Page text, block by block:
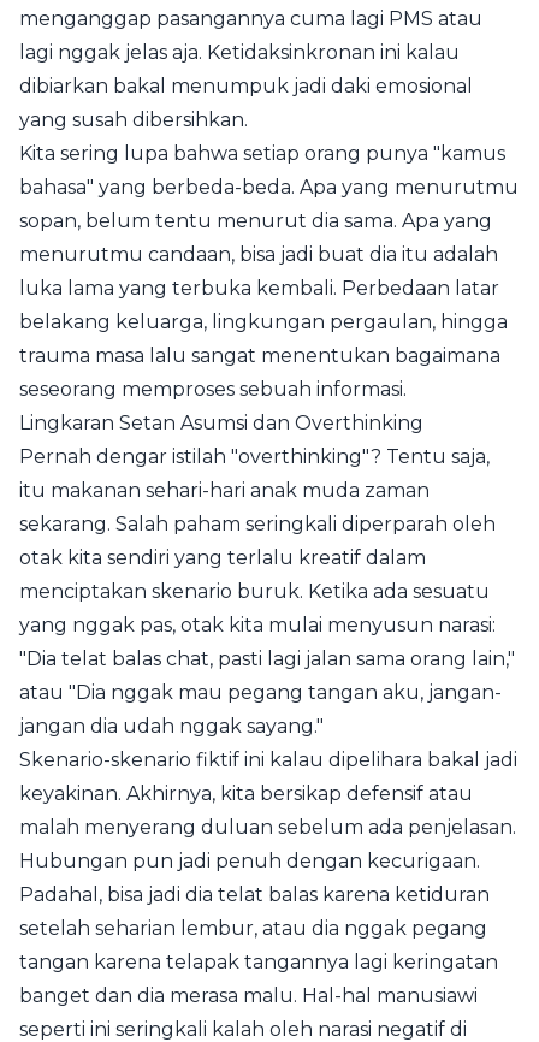
menganggap pasangannya cuma lagi PMS atau
lagi nggak jelas aja. Ketidaksinkronan ini kalau
dibiarkan bakal menumpuk jadi daki emosional
yang susah dibersihkan.
Kita sering lupa bahwa setiap orang punya "kamus
bahasa" yang berbeda-beda. Apa yang menurutmu
sopan, belum tentu menurut dia sama. Apa yang
menurutmu candaan, bisa jadi buat dia itu adalah
luka lama yang terbuka kembali. Perbedaan latar
belakang keluarga, lingkungan pergaulan, hingga
trauma masa lalu sangat menentukan bagaimana
seseorang memproses sebuah informasi.
Lingkaran Setan Asumsi dan Overthinking
Pernah dengar istilah "overthinking"? Tentu saja,
itu makanan sehari-hari anak muda zaman
sekarang. Salah paham seringkali diperparah oleh
otak kita sendiri yang terlalu kreatif dalam
menciptakan skenario buruk. Ketika ada sesuatu
yang nggak pas, otak kita mulai menyusun narasi:
"Dia telat balas chat, pasti lagi jalan sama orang lain,"
atau "Dia nggak mau pegang tangan aku, jangan-
jangan dia udah nggak sayang."
Skenario-skenario fiktif ini kalau dipelihara bakal jadi
keyakinan. Akhirnya, kita bersikap defensif atau
malah menyerang duluan sebelum ada penjelasan.
Hubungan pun jadi penuh dengan kecurigaan.
Padahal, bisa jadi dia telat balas karena ketiduran
setelah seharian lembur, atau dia nggak pegang
tangan karena telapak tangannya lagi keringatan
banget dan dia merasa malu. Hal-hal manusiawi
seperti ini seringkali kalah oleh narasi negatif di